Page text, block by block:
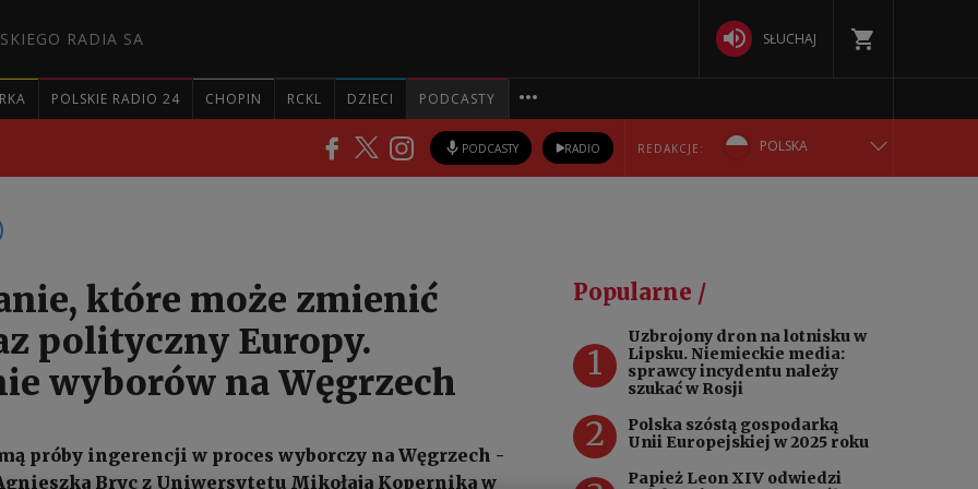
RADIA SA SŁUCHAJ
POLSKIE RADIO 24 CHOPIN RCKL DZIECI PODCASTY
PODCASTY RADIO REDAKCJE: POLSKA
РУССКИЙ
УКРАЇНСЬКА
które może zmienić
polityczny Europy.
wyborów na Węgrzech
próby ingerencji w proces wyborczy na Węgrzech -
Bryc z Uniwersytetu Mikołaja Kopernika w
Popularne /
1
Uzbrojony dron na lotnisku w
Lipsku. Niemieckie media:
sprawcy incydentu należy
szukać w Rosji
2
Polska szóstą gospodarką
Unii Europejskiej w 2025 roku
Papież Leon XIV odwiedzi